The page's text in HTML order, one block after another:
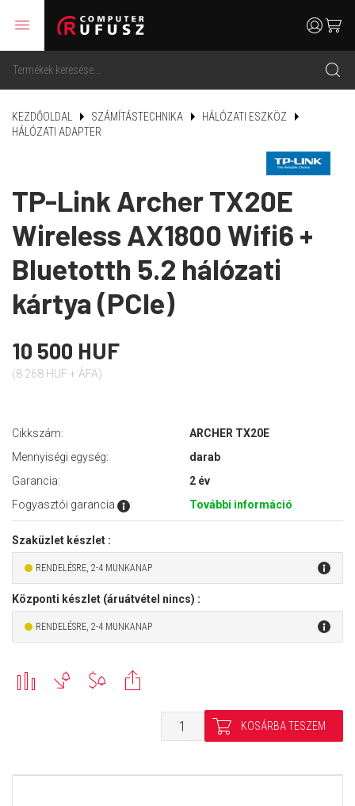
menu
search
usercart
KEZDŐOLDAL SZÁMÍTÁSTECHNIKA
HÁLÓZATI ESZKÖZ
HÁLÓZATI ADAPTER
TP-Link Archer TX20E
Wireless AX1800 Wifi6 +
Bluetotth 5.2 hálózati
kártya (PCIe)
10 500 HUF
(8 268 HUF + ÁFA)
Cikkszám:
ARCHER TX20E
Mennyiségi egység:
darab
Garancia:
2 év
Fogyasztói garancia
: További információ
Szaküzlet készlet :
RENDELÉSRE, 2-4 MUNKANAP
Központi készlet (áruátvétel nincs) :
RENDELÉSRE, 2-4 MUNKANAP